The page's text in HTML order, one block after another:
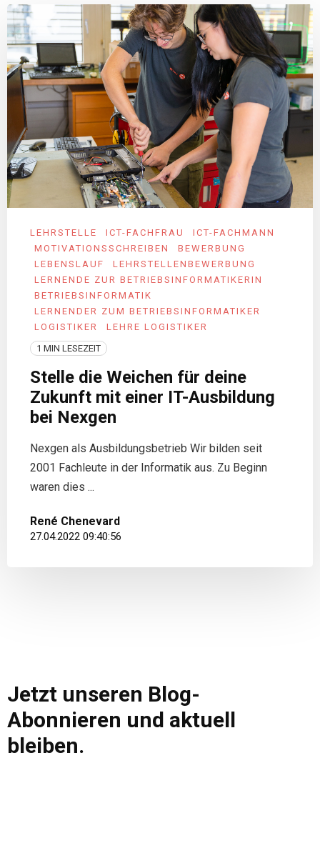
LEHRSTELLE ICT-FACHFRAU
ICT-FACHMANN
MOTIVATIONSSCHREIBEN
BEWERBUNG
LEBENSLAUF
LEHRSTELLENBEWERBUNG
LERNENDE ZUR BETRIEBSINFORMATIKERIN
BETRIEBSINFORMATIK
LERNENDER ZUM BETRIEBSINFORMATIKER
LOGISTIKER
LEHRE LOGISTIKER
1 MIN LESEZEIT
Stelle die Weichen für deine
Zukunft mit einer IT-Ausbildung
bei Nexgen
Nexgen als Ausbildungsbetrieb Wir bilden seit
2001 Fachleute in der Informatik aus. Zu Beginn
waren dies ...
René Chenevard
27.04.2022 09:40:56
Jetzt unseren Blog-
Abonnieren und aktuell
bleiben.